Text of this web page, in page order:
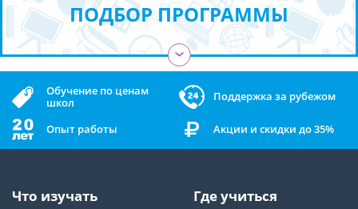
ПОДБОР ПРОГРАММЫ
›
Обучение по ценам
школ
Поддержка за рубежом
Опыт работы Акции и скидки до 35%
Что изучать Где учиться